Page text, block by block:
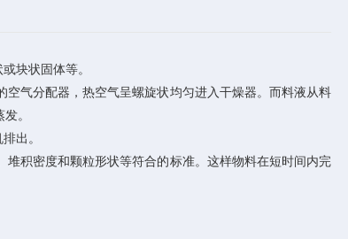
块状固体等。
气分配器，热空气呈螺旋状均匀进入干燥器。而料液从料
。
出。
积密度和颗粒形状等符合的标准。这样物料在短时间内完